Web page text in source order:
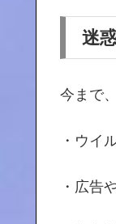
迷
今まで
・ウイ
・広告